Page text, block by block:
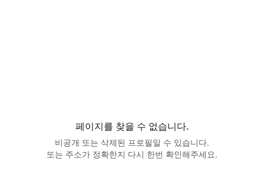
페이지를 찾을 수 없습니다.
비공개 또는 삭제된 프로필일 수 있습니다.
또는 주소가 정확한지 다시 한번 확인해주세요.